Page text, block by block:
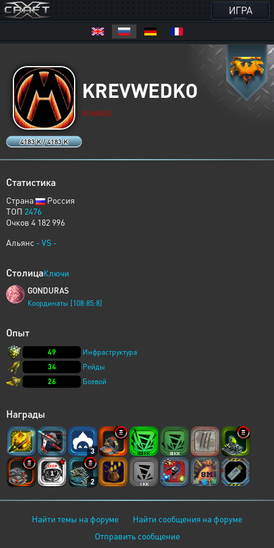
ИГРА
4183 K / 4183 K
KREVWEDKO
HUMANS
Статистика
Страна
Россия
ТОП 2476
Очков 4 182 996
Альянс - VS -
СтолицаКлючи
GONDURAS
Координаты [108:85:8]
Опыт
49
Инфраструктура
34
Рейды
26
Боевой
Награды
3
2
Найти темы на форуме
Найти сообщения на форуме
Отправить сообщение